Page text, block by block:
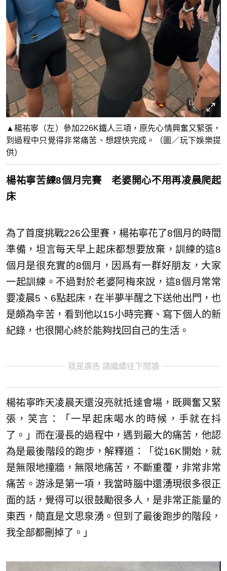
▲楊祐寧（左）參加226K鐵人三項，原先心情興奮又緊張，
到過程中只覺得非常痛苦、想趕快完成。（圖／玩下娛樂提
供）
楊祐寧苦練8個月完賽 老婆開心不用再凌晨爬起
床
為了首度挑戰226公里賽，楊祐寧花了8個月的時間
準備，坦言每天早上起床都想要放棄，訓練的這8
個月是很充實的8個月，因爲有一群好朋友，大家
一起訓練。不過對於老婆阿梅來說，這8個月常常
要凌晨5、6點起床，在半夢半醒之下送他出門，也
是頗為辛苦，看到他以15小時完賽、寫下個人的新
紀錄，也很開心終於能夠找回自己的生活。
我是廣告 請繼續往下閱讀
楊祐寧昨天凌晨天還沒亮就抵達會場，既興奮又緊
張，笑言：「一早起床喝水的時候，手就在抖
了。」而在漫長的過程中，遇到最大的痛苦，他認
為是最後階段的跑步，解釋道：「從16K開始，就
是無限地撞牆，無限地痛苦，不斷重覆，非常非常
痛苦。游泳是第一項，我當時腦中還湧現很多很正
面的話，覺得可以很鼓勵很多人，是非常正能量的
東西，簡直是文思泉湧。但到了最後跑步的階段，
我全部都刪掉了。」